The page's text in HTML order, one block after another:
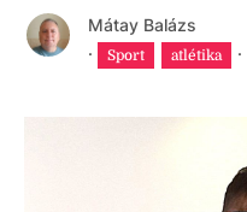
Mátay Balázs
·
Sport atlétika ·